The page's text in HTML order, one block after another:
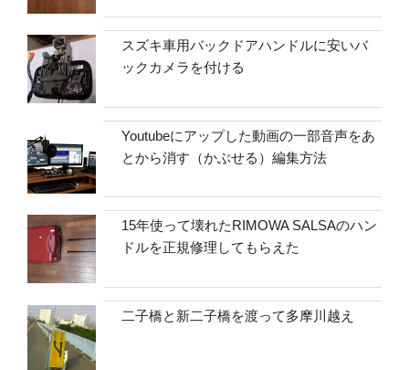
スズキ車用バックドアハンドルに安いバ
ックカメラを付ける
Youtubeにアップした動画の一部音声をあ
とから消す（かぶせる）編集方法
15年使って壊れたRIMOWA SALSAのハン
ドルを正規修理してもらえた
二子橋と新二子橋を渡って多摩川越え